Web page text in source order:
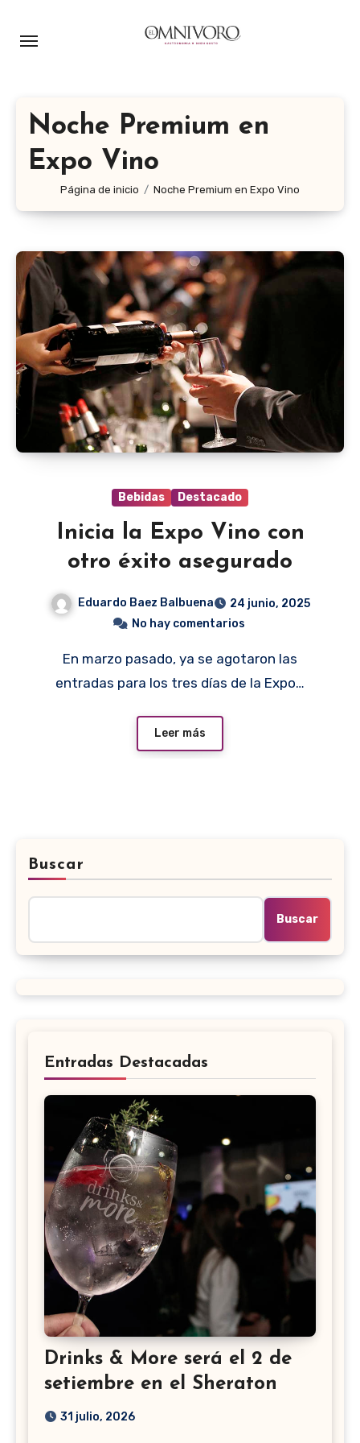
Noche Premium en
Expo Vino
Página de inicio Noche Premium en Expo Vino
Bebidas Destacado
Inicia la Expo Vino con
otro éxito asegurado
Eduardo Baez Balbuena
24 junio, 2025
No hay comentarios
En marzo pasado, ya se agotaron las
entradas para los tres días de la Expo…
Leer más
Buscar
Buscar
Entradas Destacadas
Drinks & More será el 2 de
setiembre en el Sheraton
31 julio, 2026